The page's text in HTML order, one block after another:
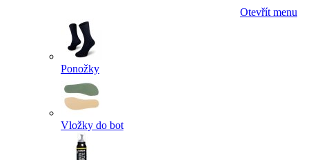
Otevřít menu
Ponožky
Vložky do bot